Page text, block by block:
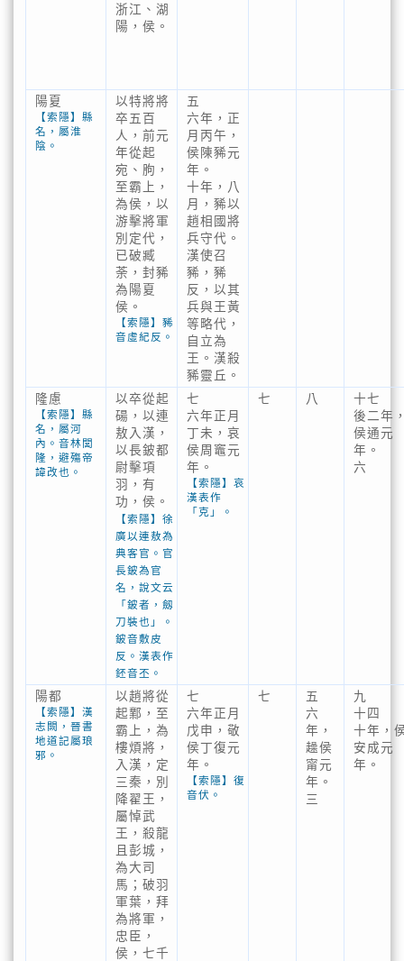
浙江、湖
陽，侯。
陽夏
【索隱】縣
名，屬淮
陰。
以特將將
卒五百
人，前元
年從起
宛、朐，
至霸上，
為侯，以
游擊將軍
別定代，
已破臧
荼，封豨
為陽夏
侯。
【索隱】豨
音虛紀反。
五
六年，正
月丙午，
侯陳豨元
年。
十年，八
月，豨以
趙相國將
兵守代。
漢使召
豨，豨
反，以其
兵與王黃
等略代，
自立為
王。漢殺
豨靈丘。
隆慮
【索隱】縣
名，屬河
內。音林閭
隆，避殤帝
諱改也。
以卒從起
碭，以連
敖入漢，
以長鈹都
尉擊項
羽，有
功，侯。
【索隱】徐
廣以連敖為
典客官。官
長鈹為官
名，說文云
「鈹者，劔
刀裝也」。
鈹音敷皮
反。漢表作
鉟音丕。
七
六年正月
丁未，哀
侯周竈元
年。
【索隱】哀
漢表作
「克」。
七 八
十七
後二年
侯通元
年。
六
陽都
【索隱】漢
志闕，晉書
地道記屬琅
邪。
以趙將從
起鄴，至
霸上，為
樓煩將，
入漢，定
三秦，別
降翟王，
屬悼武
王，殺龍
且彭城，
為大司
馬；破羽
軍葉，拜
為將軍，
忠臣，
侯，七千
七
六年正月
戊申，敬
侯丁復元
年。
【索隱】復
音伏。
七
五
六
年，
趮侯
甯元
年。
三
九
十四
十年，
安成元
年。